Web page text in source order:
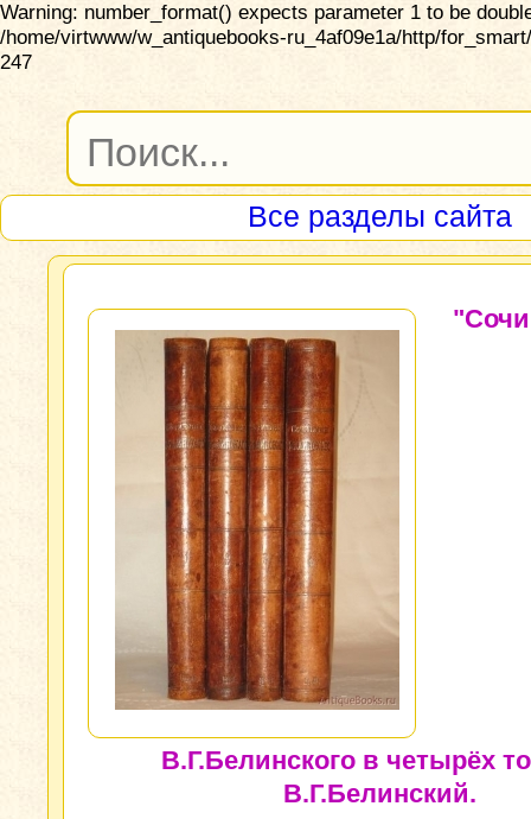
Warning: number_format() expects parameter 1 to be
/home/virtwww/w_antiquebooks-ru_4af09e1a/http/
247
Все разделы сайта
В.Г.Белинского в четырёх
В.Г.Белинский.